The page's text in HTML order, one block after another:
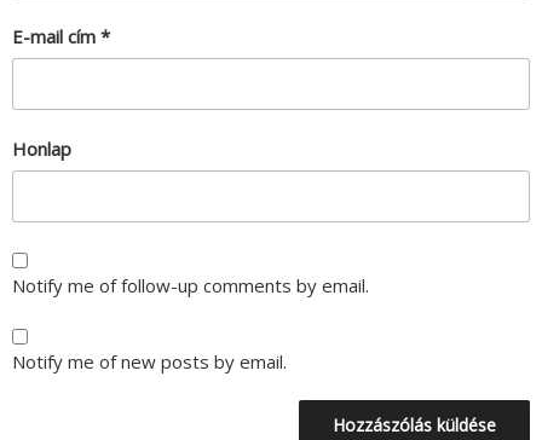
E-mail cím *
Honlap
Notify me of follow-up comments by email.
Notify me of new posts by email.